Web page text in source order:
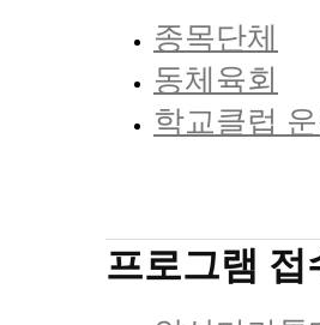
종목단체
동체육회
학교클럽
프로그램 접